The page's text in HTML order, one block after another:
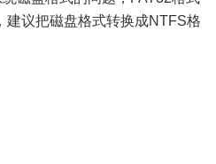
建议把磁盘格式转换成NTFS格